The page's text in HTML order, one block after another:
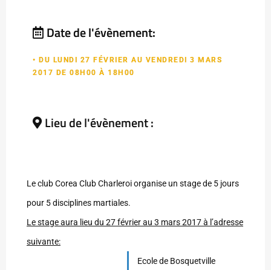
Date de l'évènement:
• DU LUNDI 27 FÉVRIER AU VENDREDI 3 MARS
2017 DE 08H00 À 18H00
Lieu de l'évènement :
Le club Corea Club Charleroi organise un stage de 5 jours
pour 5 disciplines martiales.
Le stage aura lieu du 27 février au 3 mars 2017 à l’adresse
suivante:
Ecole de Bosquetville